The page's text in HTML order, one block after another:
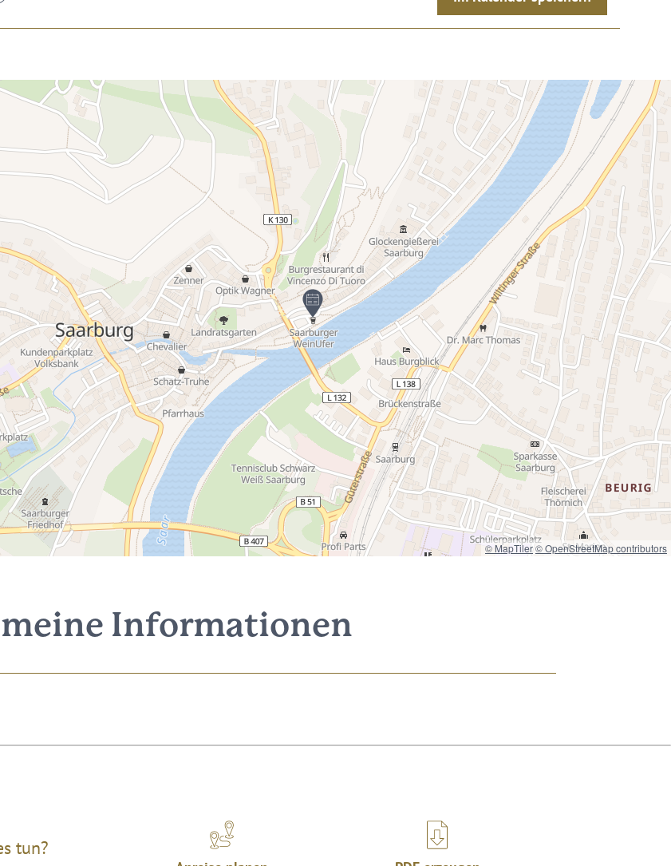
© MapTiler© OpenStreetMap contributors
Informationen
tun?